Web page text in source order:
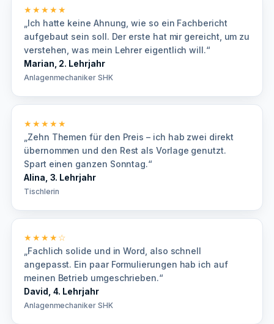
★★★★★
„Ich hatte keine Ahnung, wie so ein Fachbericht
aufgebaut sein soll. Der erste hat mir gereicht, um zu
verstehen, was mein Lehrer eigentlich will.“
Marian, 2. Lehrjahr
Anlagenmechaniker SHK
★★★★★
„Zehn Themen für den Preis – ich hab zwei direkt
übernommen und den Rest als Vorlage genutzt.
Spart einen ganzen Sonntag.“
Alina, 3. Lehrjahr
Tischlerin
★★★★☆
„Fachlich solide und in Word, also schnell
angepasst. Ein paar Formulierungen hab ich auf
meinen Betrieb umgeschrieben.“
David, 4. Lehrjahr
Anlagenmechaniker SHK